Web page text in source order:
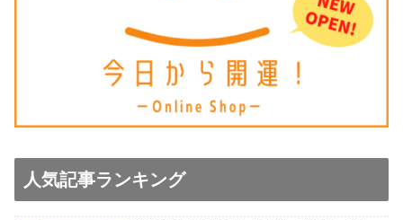
人気記事ランキング